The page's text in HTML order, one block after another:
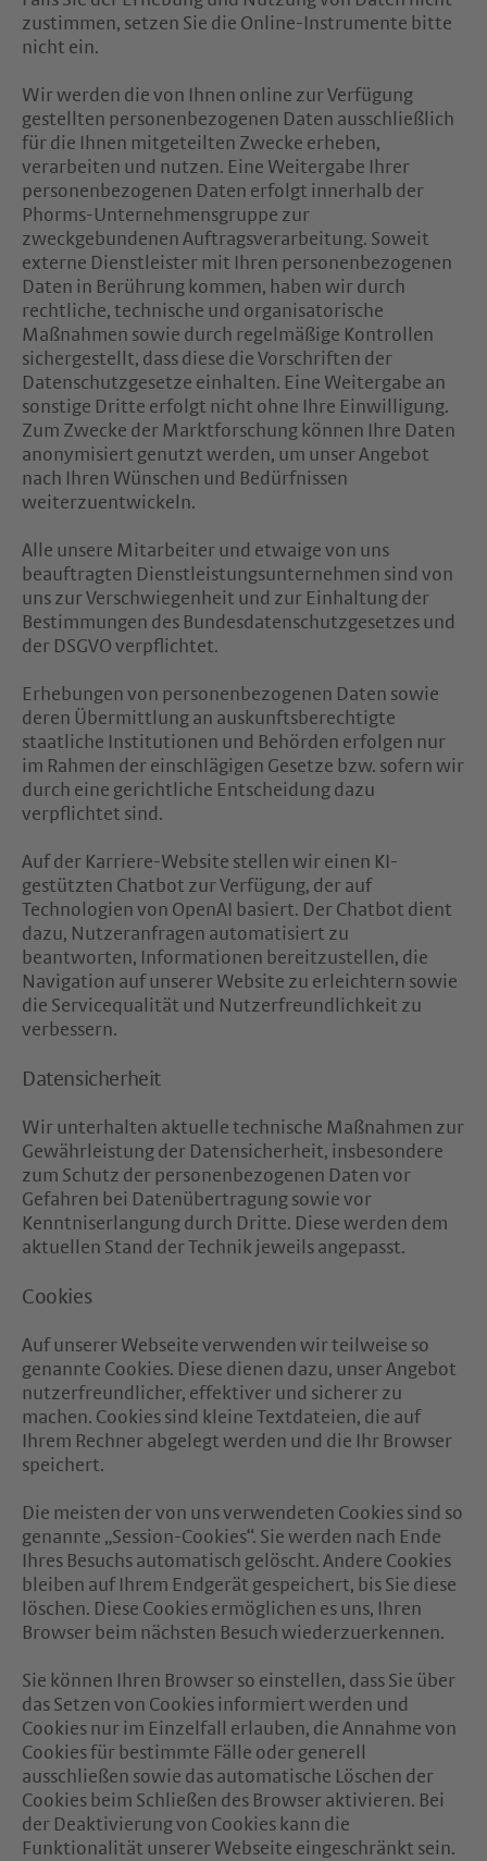
zustimmen, setzen Sie die Online-Instrumente bitte
nicht ein.
Wir werden die von Ihnen online zur Verfügung
gestellten personenbezogenen Daten ausschließlich
für die Ihnen mitgeteilten Zwecke erheben,
verarbeiten und nutzen. Eine Weitergabe Ihrer
personenbezogenen Daten erfolgt innerhalb der
Phorms-Unternehmensgruppe zur
zweckgebundenen Auftragsverarbeitung. Soweit
externe Dienstleister mit Ihren personenbezogenen
Daten in Berührung kommen, haben wir durch
rechtliche, technische und organisatorische
Maßnahmen sowie durch regelmäßige Kontrollen
sichergestellt, dass diese die Vorschriften der
Datenschutzgesetze einhalten. Eine Weitergabe an
sonstige Dritte erfolgt nicht ohne Ihre Einwilligung.
Zum Zwecke der Marktforschung können Ihre Daten
anonymisiert genutzt werden, um unser Angebot
nach Ihren Wünschen und Bedürfnissen
weiterzuentwickeln.
Alle unsere Mitarbeiter und etwaige von uns
beauftragten Dienstleistungsunternehmen sind von
uns zur Verschwiegenheit und zur Einhaltung der
Bestimmungen des Bundesdatenschutzgesetzes und
der DSGVO verpflichtet.
Erhebungen von personenbezogenen Daten sowie
deren Übermittlung an auskunftsberechtigte
staatliche Institutionen und Behörden erfolgen nur
im Rahmen der einschlägigen Gesetze bzw. sofern wir
durch eine gerichtliche Entscheidung dazu
verpflichtet sind.
Auf der Karriere-Website stellen wir einen KI-
gestützten Chatbot zur Verfügung, der auf
Technologien von OpenAI basiert. Der Chatbot dient
dazu, Nutzeranfragen automatisiert zu
beantworten, Informationen bereitzustellen, die
Navigation auf unserer Website zu erleichtern sowie
die Servicequalität und Nutzerfreundlichkeit zu
verbessern.
Datensicherheit
Wir unterhalten aktuelle technische Maßnahmen zur
Gewährleistung der Datensicherheit, insbesondere
zum Schutz der personenbezogenen Daten vor
Gefahren bei Datenübertragung sowie vor
Kenntniserlangung durch Dritte. Diese werden dem
aktuellen Stand der Technik jeweils angepasst.
Cookies
Auf unserer Webseite verwenden wir teilweise so
genannte Cookies. Diese dienen dazu, unser Angebot
nutzerfreundlicher, effektiver und sicherer zu
machen. Cookies sind kleine Textdateien, die auf
Ihrem Rechner abgelegt werden und die Ihr Browser
speichert.
Die meisten der von uns verwendeten Cookies sind so
genannte „Session-Cookies“. Sie werden nach Ende
Ihres Besuchs automatisch gelöscht. Andere Cookies
bleiben auf Ihrem Endgerät gespeichert, bis Sie diese
löschen. Diese Cookies ermöglichen es uns, Ihren
Browser beim nächsten Besuch wiederzuerkennen.
Sie können Ihren Browser so einstellen, dass Sie über
das Setzen von Cookies informiert werden und
Cookies nur im Einzelfall erlauben, die Annahme von
Cookies für bestimmte Fälle oder generell
ausschließen sowie das automatische Löschen der
Cookies beim Schließen des Browser aktivieren. Bei
der Deaktivierung von Cookies kann die
Funktionalität unserer Webseite eingeschränkt sein.